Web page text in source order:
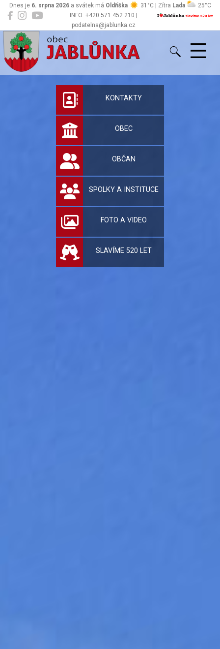
INFO: +420 571 452 210 |
podatelna@jablunka.cz
Dnes je 6. srpna 2026a svátek má Oldřiška 31°C | Zítra Lada 25°C
Jablůnka
Oficiální stránky
KONTAKTY
OBEC
OBČAN
SPOLKY A INSTITUCE
FOTO A VIDEO
SLAVÍME 520 LET